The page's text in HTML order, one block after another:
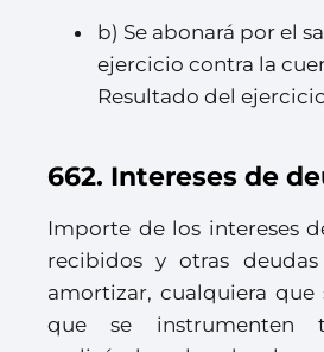
b) Se abonará por el
ejercicio contra la
Resultado del
662. Intereses de
Importe de los intereses
recibidos y otras
amortizar, cualquiera que
que se instrumenten